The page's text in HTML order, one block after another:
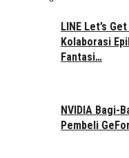
LINE Let’s
Kolaborasi
Fantasi…
NVIDIA Bagi-
Pembeli